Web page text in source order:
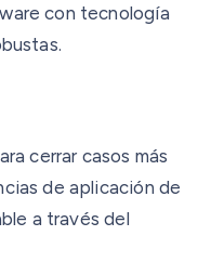
con tecnología
cerrar casos más
de aplicación de
a través del